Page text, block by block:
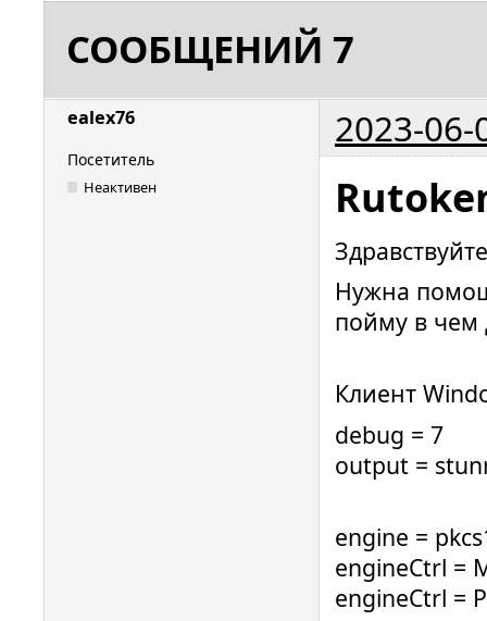
СООБЩЕНИЙ 7
ealex76 2023-06-
Посетитель
Неактивен
Нужна
пойму в чем
Клиент
debug = 7
output =
engine =
engineCtrl =
engineCtrl =